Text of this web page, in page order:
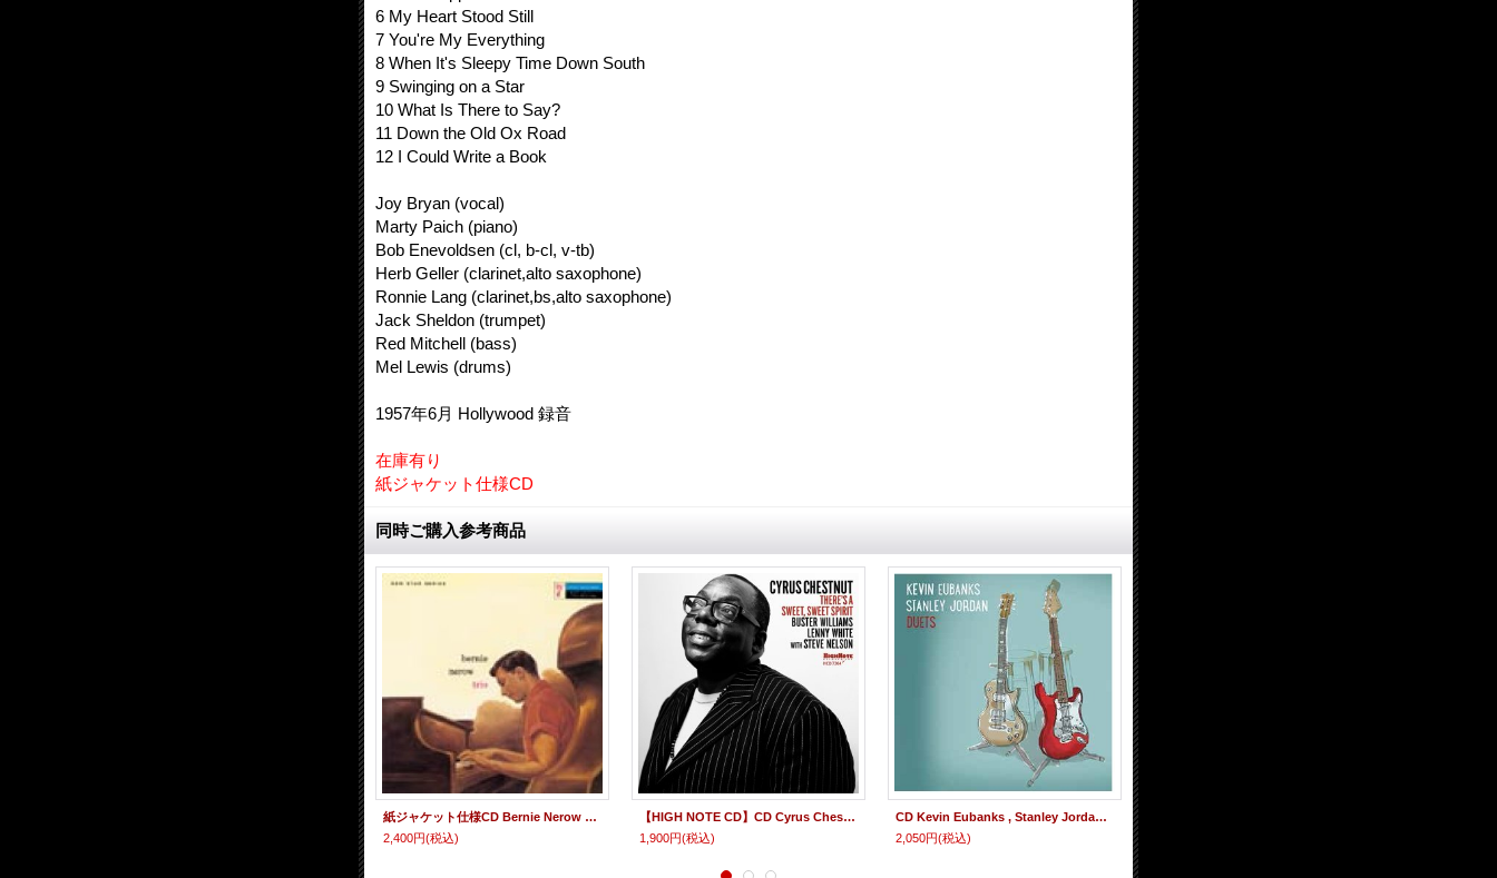
6 My Heart Stood Still
7 You're My Everything
8 When It's Sleepy Time Down South
9 Swinging on a Star
10 What Is There to Say?
11 Down the Old Ox Road
12 I Could Write a Book
Joy Bryan (vocal)
Marty Paich (piano)
Bob Enevoldsen (cl, b-cl, v-tb)
Herb Geller (clarinet,alto saxophone)
Ronnie Lang (clarinet,bs,alto saxophone)
Jack Sheldon (trumpet)
Red Mitchell (bass)
Mel Lewis (drums)
1957年6月 Hollywood 録音
在庫有り
紙ジャケット仕様CD
同時ご購入参考商品
紙ジャケット仕様CD Bernie Nerow Trio バーニー・ニーロウ・トリオ / Bernie Nerow Trio バーニー・ニーロウ・トリオ
2,400円(税込)
【HIGH NOTE CD】CD Cyrus Chestnut サイラス・チェスナット / There's a Sweet, Sweet Spirit
1,900円(税込)
CD Kevin Eubanks , Stanley Jordan ケヴィン・ユーバンクス、スタンリー・ジョーダン / Duets
2,050円(税込)